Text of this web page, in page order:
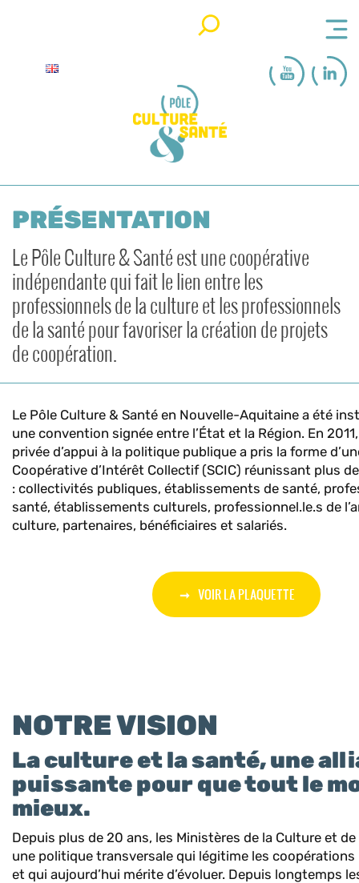
PRÉSENTATION
Le Pôle Culture & Santé est une coopérative
indépendante qui fait le lien entre les
professionnels de la culture et les professionnels
de la santé pour favoriser la création de projets
de coopération.
Le Pôle Culture & Santé en Nouvelle-Aquitaine a été
une convention signée entre l’État et la Région. En
privée d’appui à la politique publique a pris la forme
Coopérative d’Intérêt Collectif (SCIC) réunissant plus
: collectivités publiques, établissements de santé,
santé, établissements culturels, professionnel.le.s de
culture, partenaires, bénéficiaires et salariés.
VOIR LA PLAQUETTE
NOTRE VISION
La culture et la santé, une
puissante pour que tout le
mieux.
Depuis plus de 20 ans, les Ministères de la Culture et
une politique transversale qui légitime les coopérations
et qui aujourd’hui mérite d’évoluer. Depuis longtemps